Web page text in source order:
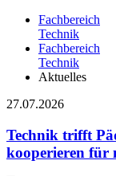
Fachbereich
Technik
Fachbereich
Technik
Aktuelles
27.07.2026
Technik trifft
kooperieren für